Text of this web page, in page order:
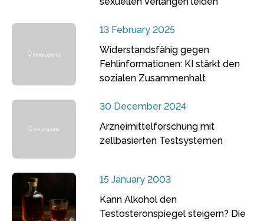
13 February 2025
Widerstandsfähig gegen
Fehlinformationen: KI stärkt den
sozialen Zusammenhalt
30 December 2024
Arzneimittelforschung mit
zellbasierten Testsystemen
15 January 2003
Kann Alkohol den
Testosteronspiegel steigern? Die